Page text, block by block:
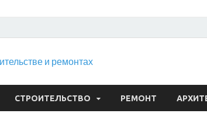
Всё о
СТРОИТЕЛЬСТВО РЕМОНТ